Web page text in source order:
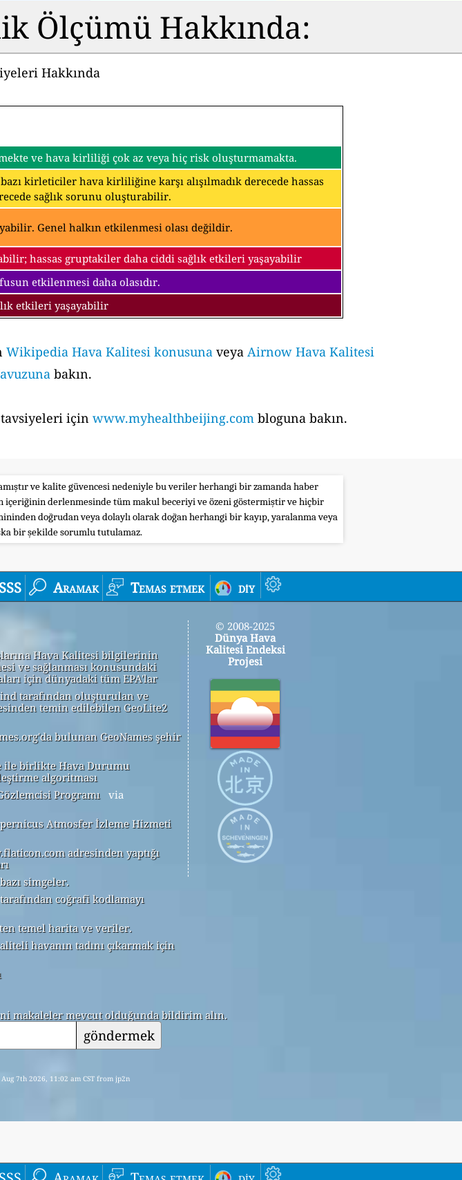
Ölçümü Hakkında:
Hakkında
ve hava kirliliği çok az veya hiç risk oluşturmamakta.
kirleticiler hava kirliliğine karşı alışılmadık derecede hassas
sağlık sorunu oluşturabilir.
Genel halkın etkilenmesi olası değildir.
hassas gruptakiler daha ciddi sağlık etkileri yaşayabilir
etkilenmesi daha olasıdır.
etkileri yaşayabilir
Wikipedia Hava Kalitesi konusunaveya Airnow Hava Kalitesi
bakın.
tavsiyeleri için www.myhealthbeijing.combloguna bakın.
ve kalite güvencesi nedeniyle bu veriler herhangi bir zamanda haber
içeriğinin derlenmesinde tüm makul beceriyi ve özeni göstermiştir ve hiçbir
doğrudan veya dolaylı olarak doğan herhangi bir kayıp, yaralanma veya
bir şekilde sorumlu tutulamaz.
SSS Aramak Temas etmek diy
Hava Kalitesi bilgilerinin
ve sağlanması konusundaki
için dünyadaki tüm EPA'lar
tarafından oluşturulan ve
temin edilebilen GeoLite2
bulunan GeoNames şehir
ile birlikte Hava Durumu
algoritması
Programı via
Atmosfer İzleme Hizmeti
adresinden yaptığı
simgeler.
coğrafi kodlamayı
temel harita ve veriler.
havanın tadını çıkarmak için
© 2008-2025
Dünya Hava
Kalitesi Endeksi
Projesi
makaleler mevcut olduğunda bildirim alın.
göndermek
7th 2026, 11:02 am CST from jp2n